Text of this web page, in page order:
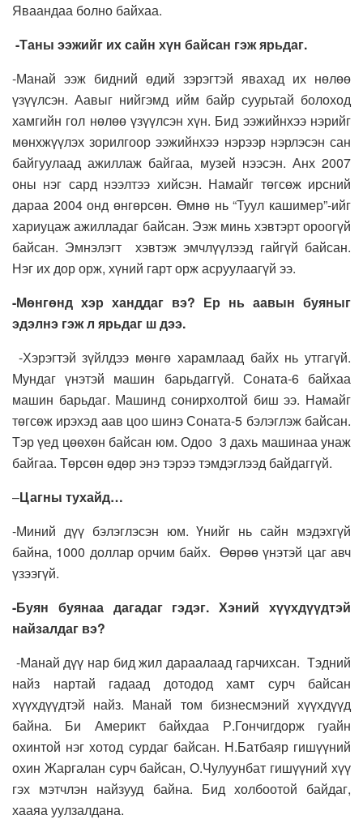
Яваандаа болно байхаа.
-Таны ээжийг их сайн хүн байсан гэж ярьдаг.
-Манай ээж бидний өдий зэрэгтэй явахад их нөлөө
үзүүлсэн. Аавыг нийгэмд ийм байр суурьтай болоход
хамгийн гол нөлөө үзүүлсэн хүн. Бид ээжийнхээ нэрийг
мөнхжүүлэх зорилгоор ээжийнхээ нэрээр нэрлэсэн сан
байгуулаад ажиллаж байгаа, музей нээсэн. Анх 2007
оны нэг сард нээлтээ хийсэн. Намайг төгсөж ирсний
дараа 2004 онд өнгөрсөн. Өмнө нь “Туул кашимер”-ийг
хариуцаж ажилладаг байсан. Ээж минь хэвтэрт ороогүй
байсан. Эмнэлэгт хэвтэж эмчлүүлээд гайгүй байсан.
Нэг их дор орж, хүний гарт орж асруулаагүй ээ.
-Мөнгөнд хэр ханддаг вэ? Ер нь аавын буяныг
эдэлнэ гэж л ярьдаг ш дээ.
-Хэрэгтэй зүйлдээ мөнгө харамлаад байх нь утгагүй.
Мундаг үнэтэй машин барьдаггүй. Соната-6 байхаа
машин барьдаг. Машинд сонирхолтой биш ээ. Намайг
төгсөж ирэхэд аав цоо шинэ Соната-5 бэлэглэж байсан.
Тэр үед цөөхөн байсан юм. Одоо 3 дахь машинаа унаж
байгаа. Төрсөн өдөр энэ тэрээ тэмдэглээд байдаггүй.
–Цагны тухайд…
-Миний дүү бэлэглэсэн юм. Үнийг нь сайн мэдэхгүй
байна, 1000 доллар орчим байх. Өөрөө үнэтэй цаг авч
үзээгүй.
-Буян буянаа дагадаг гэдэг. Хэний хүүхдүүдтэй
найзалдаг вэ?
-Манай дүү нар бид жил дараалаад гарчихсан. Тэдний
найз нартай гадаад дотодод хамт сурч байсан
хүүхдүүдтэй найз. Манай том бизнесмэний хүүхдүүд
байна. Би Америкт байхдаа Р.Гончигдорж гуайн
охинтой нэг хотод сурдаг байсан. Н.Батбаяр гишүүний
охин Жаргалан сурч байсан, О.Чулуунбат гишүүний хүү
гэх мэтчлэн найзууд байна. Бид холбоотой байдаг,
хааяа уулзалдана.